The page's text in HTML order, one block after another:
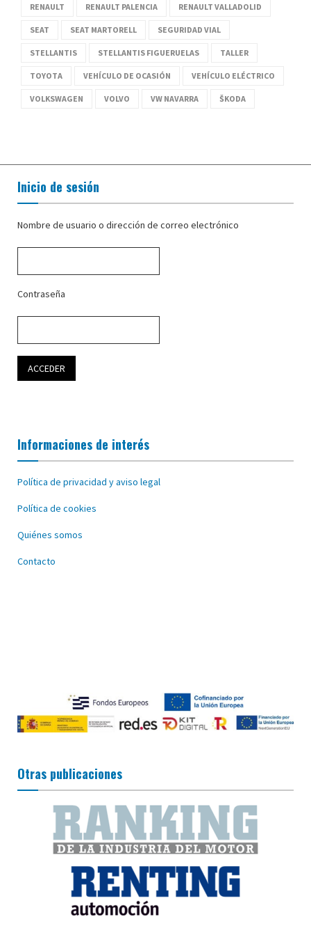
RENAULT RENAULT PALENCIA RENAULT VALLADOLID
SEAT SEAT MARTORELL SEGURIDAD VIAL
STELLANTIS STELLANTIS FIGUERUELAS TALLER
TOYOTA VEHÍCULO DE OCASIÓN VEHÍCULO ELÉCTRICO
VOLKSWAGEN VOLVO VW NAVARRA ŠKODA
Inicio de sesión
Nombre de usuario o dirección de correo electrónico
Contraseña
Informaciones de interés
Política de privacidad y aviso legal
Política de cookies
Quiénes somos
Contacto
Otras publicaciones